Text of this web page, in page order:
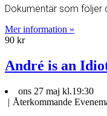
Dokumentär som följer
Mer information »
90 kr
André is an
ons 27 maj kl.19:30
| Återkommande